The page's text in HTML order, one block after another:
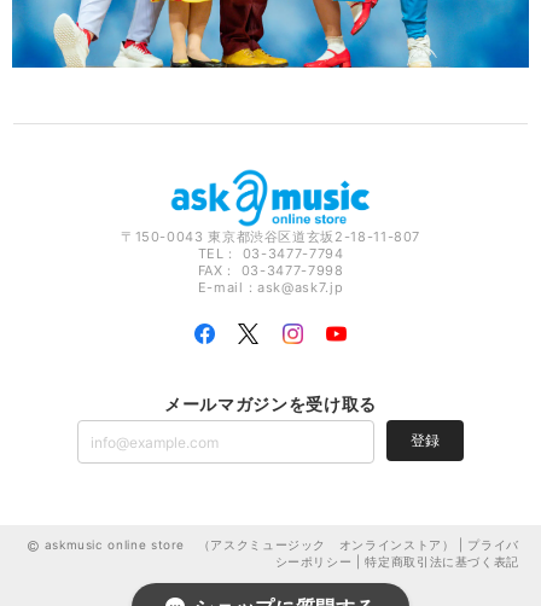
〒150-0043 東京都渋谷区道玄坂2-18-11-807
TEL： 03-3477-7794
FAX： 03-3477-7998
E-mail：ask@ask7.jp
メールマガジンを受け取る
登録
askmusic online store （アスクミュージック オンラインストア） | プライバ
シーポリシー
|特定商取引法に基づく表記